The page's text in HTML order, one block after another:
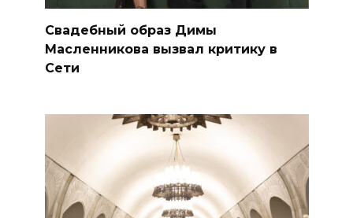
Свадебный образ Димы
Масленникова вызвал критику в
Сети